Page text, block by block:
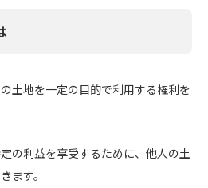
土地を一定の目的で利用する権利を
の利益を享受するために、他人の土
ます。